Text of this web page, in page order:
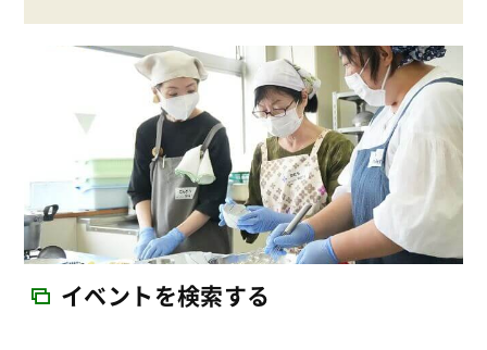
イベントを検索する